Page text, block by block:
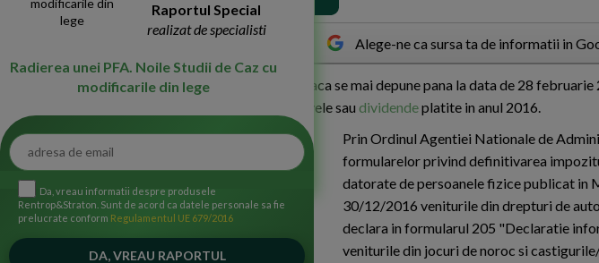
Alege-ne ca sursa ta de informatii in
rin cele de mai jos, urmeaza sa vedem daca se mai depune pana la data de 28
drepturi de autor sau pentru conventii civele sau dividendeplatite in anul 2016.
Prin Ordinul Agentiei Nationale de
formularelor privind definitivarea
datorate de persoanele fizice publicat in
30/12/2016 veniturile din drepturi de
declara in formularul 205 "Declaratie
veniturile din jocuri de noroc si
Raportul Special
realizat de specialisti
Radierea unei PFA. Noile Studii de Caz cu
modificarile din lege
Da, vreau informatii despre produsele
Rentrop&Straton. Sunt de acord ca datele personale sa fie
prelucrate conform Regulamentul UE 679/2016